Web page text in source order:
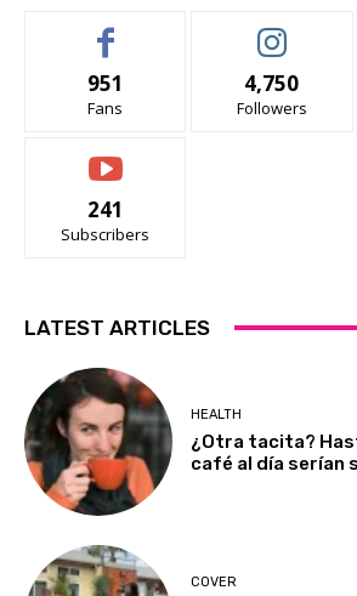
951
Fans
4,750
Followers
241
Subscribers
LATEST ARTICLES
HEALTH
¿Otra tacita?
café al día serían
COVER